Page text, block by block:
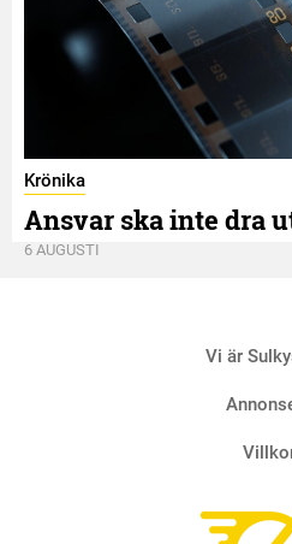
Krönika
Ansvar ska inte dra
6 AUGUSTI
Vi är